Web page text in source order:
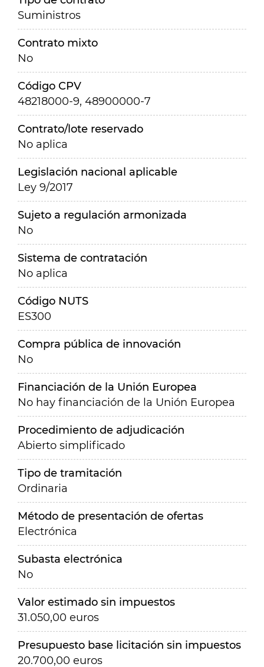
Suministros
Contrato mixto
No
Código CPV
48218000-9, 48900000-7
Contrato/lote reservado
No aplica
Legislación nacional aplicable
Ley 9/2017
Sujeto a regulación armonizada
No
Sistema de contratación
No aplica
Código NUTS
ES300
Compra pública de innovación
No
Financiación de la Unión Europea
No hay financiación de la Unión Europea
Procedimiento de adjudicación
Abierto simplificado
Tipo de tramitación
Ordinaria
Método de presentación de ofertas
Electrónica
Subasta electrónica
No
Valor estimado sin impuestos
31.050,00 euros
Presupuesto base licitación sin impuestos
20.700,00 euros